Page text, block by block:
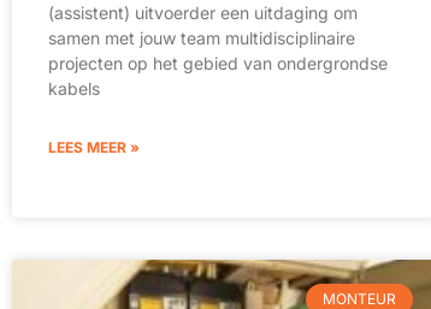
(assistent) uitvoerder een uitdaging om
samen met jouw team multidisciplinaire
projecten op het gebied van ondergrondse
kabels
LEES MEER »
MONTEUR